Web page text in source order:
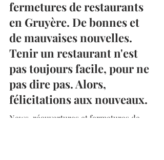
Admin
29 août 2025
2 min de lecture
News, réouvertures et
fermetures de restaurants
en Gruyère. De bonnes et
de mauvaises nouvelles.
Tenir un restaurant n'est